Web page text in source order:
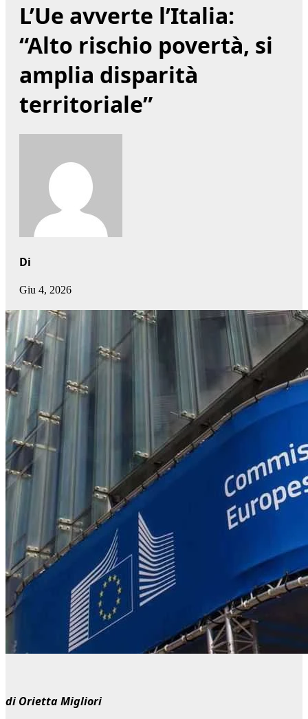
L’Ue avverte l’Italia:
“Alto rischio povertà, si
amplia disparità
territoriale”
Di
Giu 4, 2026
di Orietta Migliori